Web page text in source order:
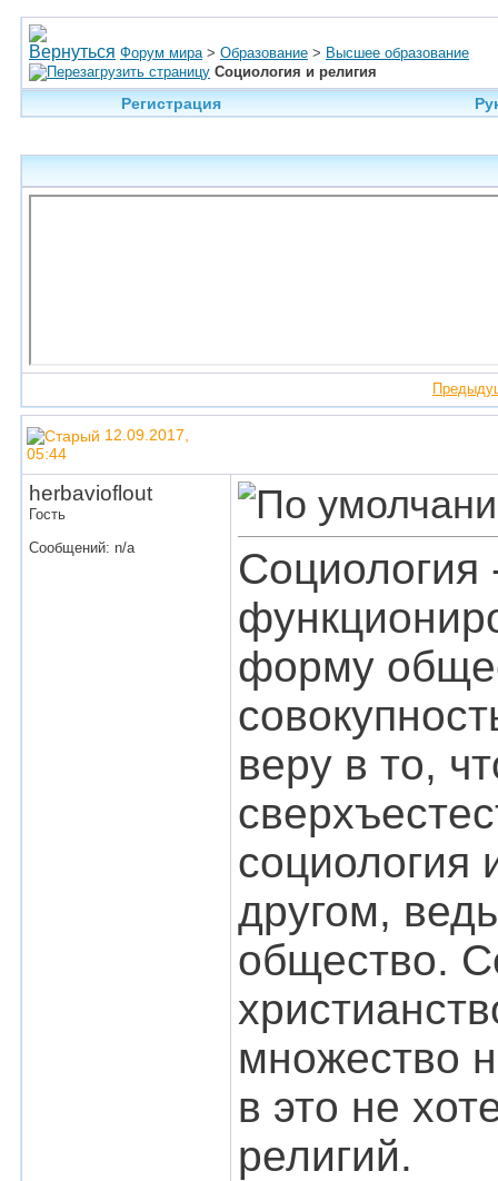
Форум мира > Образование > Высшее образование
Социология и религия
Регистрация
12.09.2017,
05:44
herbavioflout
Гость
Сообщений: n/a
Социология
форму
веру в то,
социология
другом,
общество.
множество
в это не
религий.